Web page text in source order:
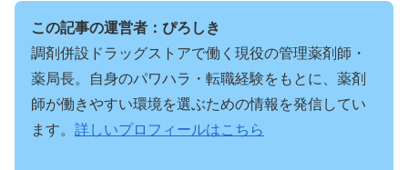
この記事の運営者：ぴろしき
調剤併設ドラッグストアで働く現役の管理薬剤師・
薬局長。自身のパワハラ・転職経験をもとに、薬剤
師が働きやすい環境を選ぶための情報を発信してい
ます。 詳しいプロフィールはこちら